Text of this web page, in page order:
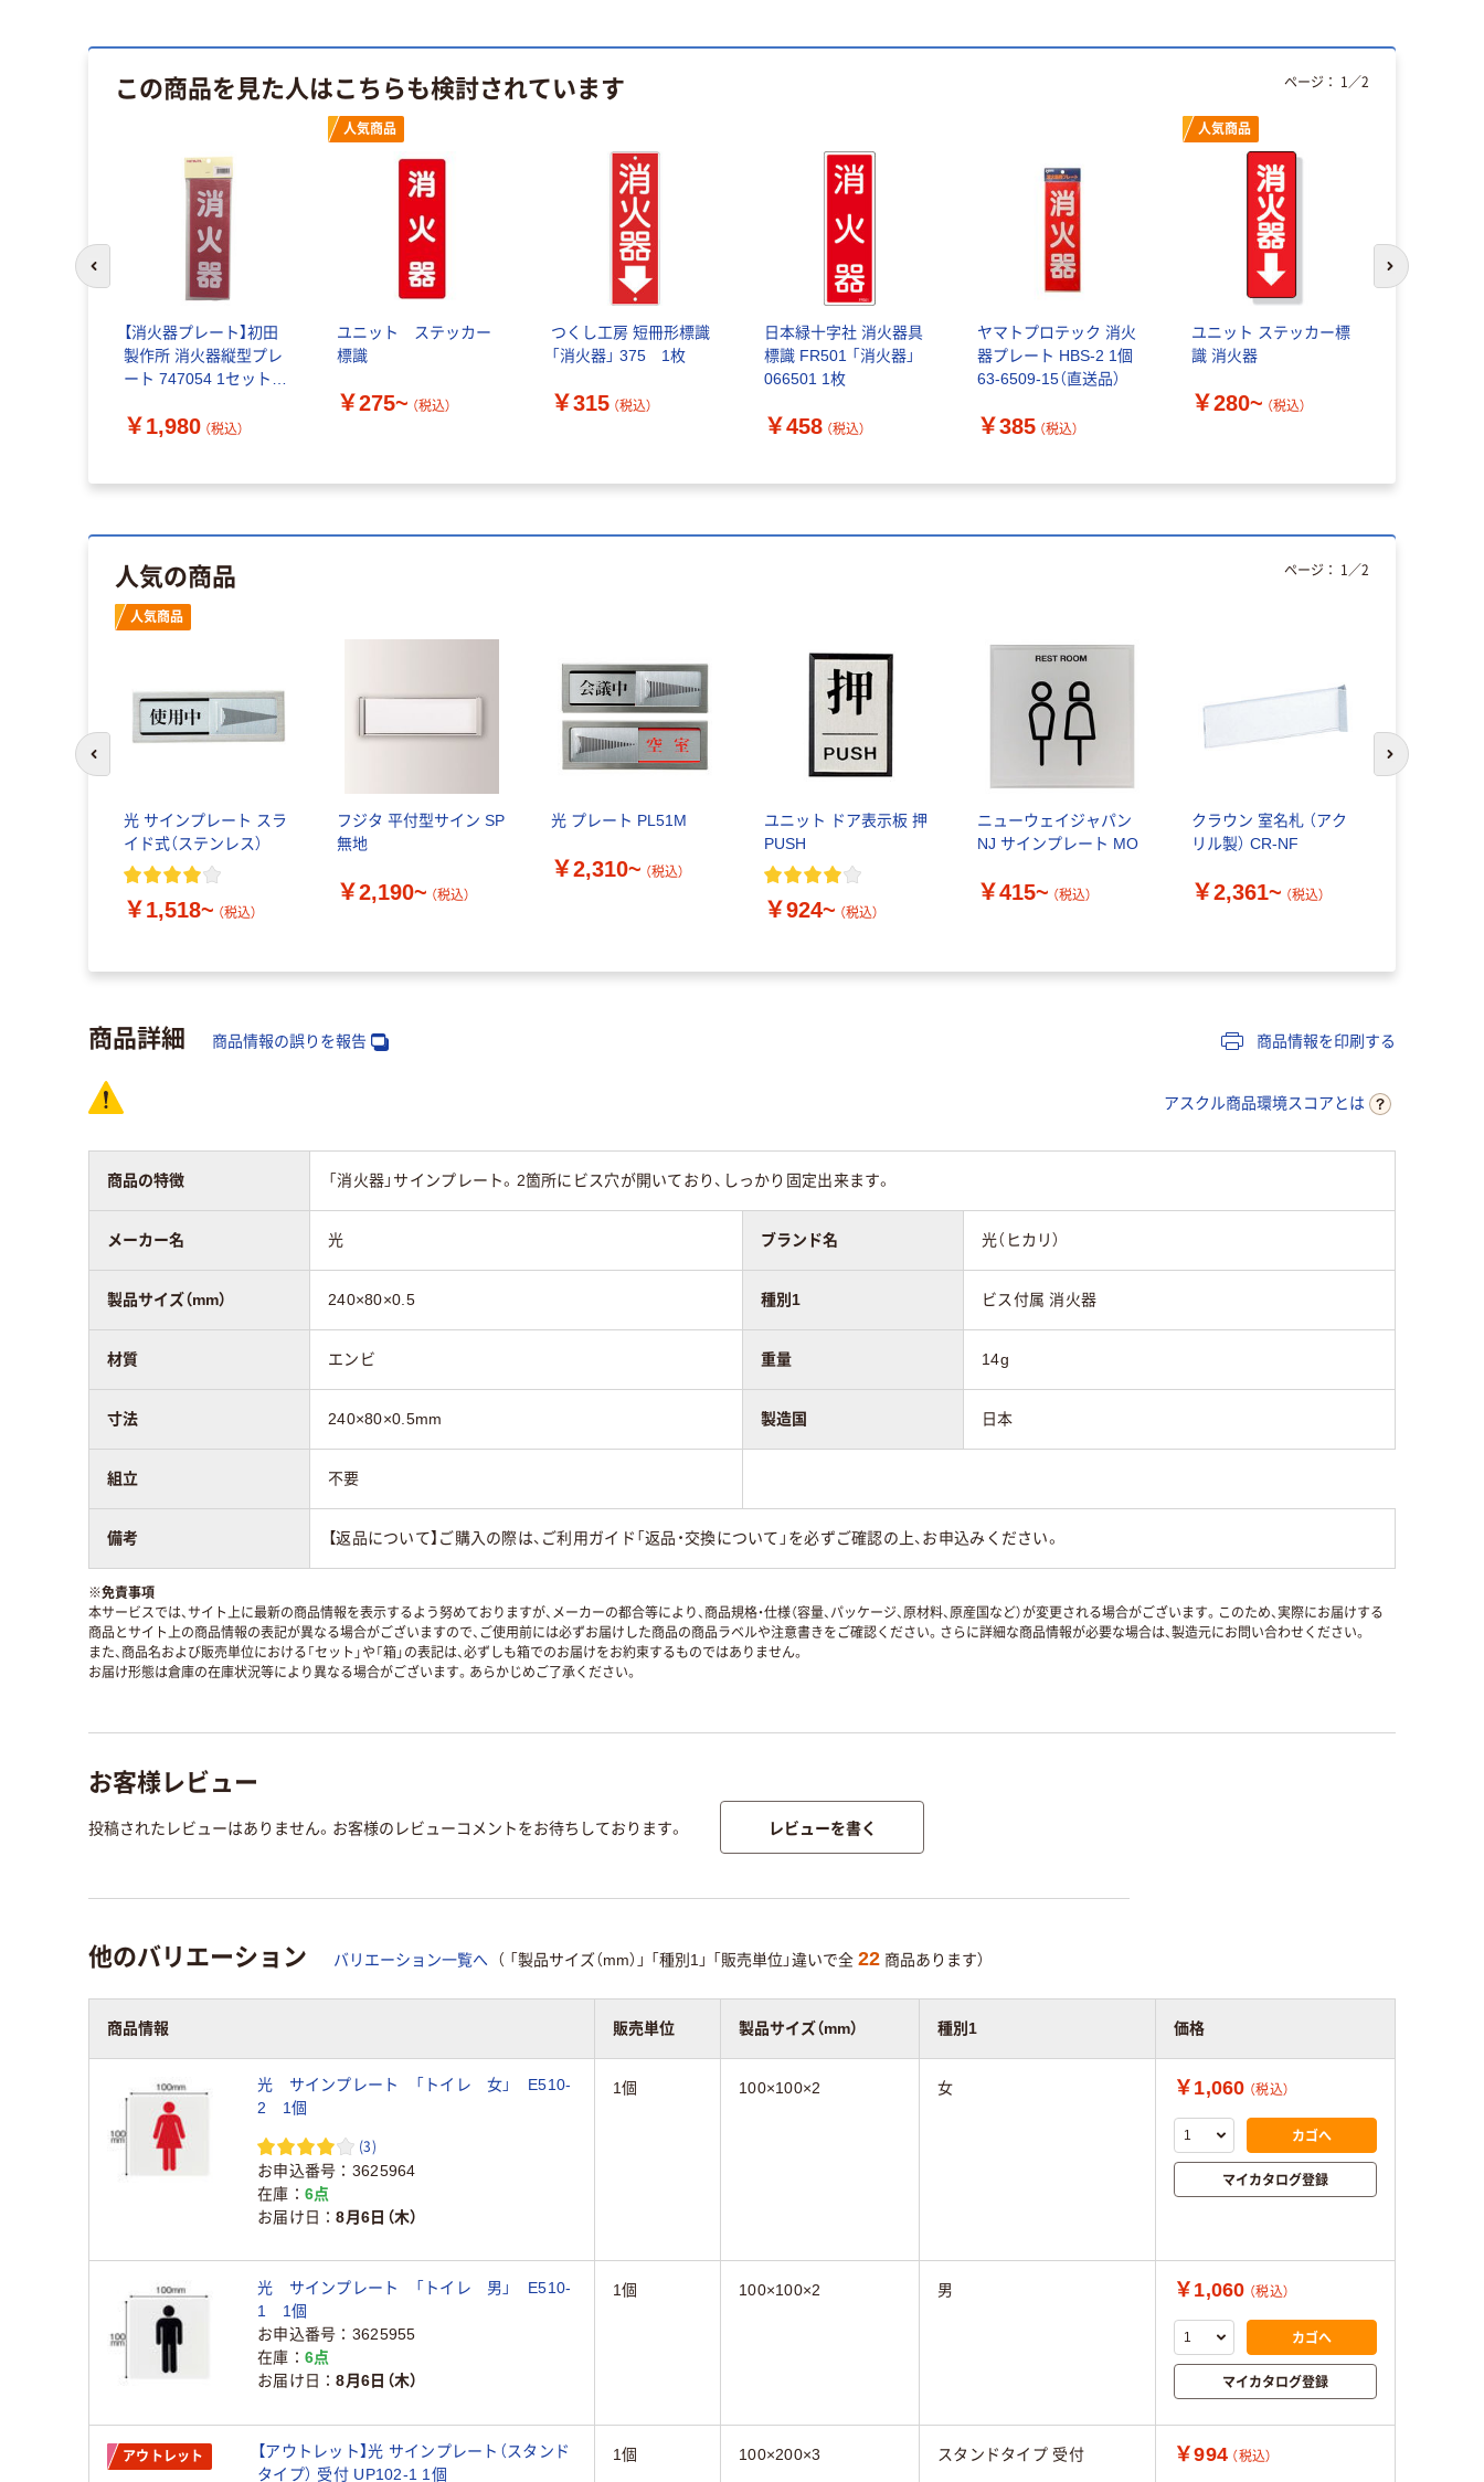
この商品を見た人はこちらも検討されています
【消火器プレート】初田
製作所 消火器縦型プレ
ート 747054 1セット
￥1,980 （税込）
人気商品
ユニット ステッカー
標識
￥275~ （税込）
つくし工房 短冊形標識
「消火器」 375 1枚
￥315 （税込）
日本緑十字社 消火器具
標識 FR501 「消火器」
066501 1枚
￥458 （税込）
ヤマトプロテック 消火
器プレート HBS-2 1個
63-6509-15（直送品）
￥385 （税込）
人気商品
ユニット ステッカー標
識 消火器
￥280~ （税込）
ページ： 1 ／2
前のスライドへ 次のスライド
人気の商品
人気商品
光 サインプレート スラ
イド式（ステンレス）
￥1,518~ （税込）
フジタ 平付型サイン SP
無地
￥2,190~ （税込）
光 プレート PL51M
￥2,310~ （税込）
ユニット ドア表示板 押
PUSH
￥924~ （税込）
ニューウェイジャパン
NJ サインプレート MO
￥415~ （税込）
クラウン 室名札 （アク
リル製） CR-NF
￥2,361~ （税込）
ページ： 1 ／2
次のスライド
商品詳細 商品情報の誤りを報告 商品情報を印刷する
アスクル商品環境スコアとは
商品の特徴 「消火器」サインプレート。2箇所にビス穴が開いており、しっかり固定出来ます。
メーカー名 光 ブランド名 光（ヒカリ）
製品サイズ（mm） 240×80×0.5 種別1 ビス付属 消火器
材質 エンビ 重量 14g
寸法 240×80×0.5mm 製造国 日本
組立 不要
備考 【返品について】ご購入の際は、ご利用ガイド「返品・交換について」を必ずご確認の上、お申込みください。
※免責事項
本サービスでは、サイト上に最新の商品情報を表示するよう努めておりますが、メーカーの都合等により、商品規格・仕様（容量、パッケージ、原材料、原産国など）が変更される場合がございます。このため、実際にお届けする
商品とサイト上の商品情報の表記が異なる場合がございますので、ご使用前には必ずお届けした商品の商品ラベルや注意書きをご確認ください。さらに詳細な商品情報が必要な場合は、製造元にお問い合わせください。
また、商品名および販売単位における「セット」や「箱」の表記は、必ずしも箱でのお届けをお約束するものではありません。
お届け形態は倉庫の在庫状況等により異なる場合がございます。あらかじめご了承ください。
お客様レビュー
投稿されたレビューはありません。お客様のレビューコメントをお待ちしております。 レビューを書く
他のバリエーション バリエーション一覧へ （ 「製品サイズ（mm）」 「種別1」 「販売単位」違いで全 22 商品あります）
商品情報 販売単位 製品サイズ（mm） 種別1 価格
光 サインプレート 「トイレ 女」 E510-
2 1個
(3)
お申込番号
3625964
在庫
6点
お届け日
8月6日（木）
1個 100×100×2 女 ￥1,060 （税込）
カゴへ
マイカタログ登録
光 サインプレート 「トイレ 男」 E510-
1 1個
お申込番号
3625955
在庫
6点
お届け日
8月6日（木）
1個 100×100×2 男 ￥1,060 （税込）
カゴへ
マイカタログ登録
アウトレット
【アウトレット】光 サインプレート（スタンド
タイプ） 受付 UP102-1 1個
1個 100×200×3 スタンドタイプ 受付 ￥994 （税込）